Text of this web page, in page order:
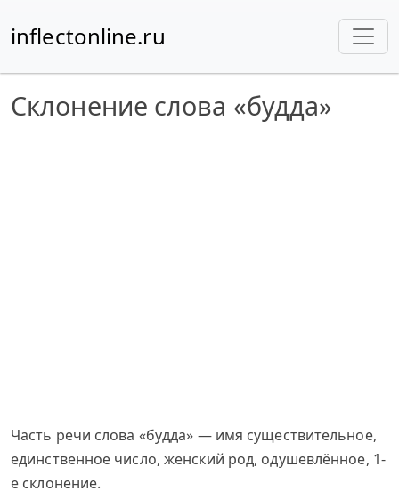
inflectonline.ru
Склонение слова «будда»
Часть речи слова «будда» — имя существительное,
единственное число, женский род, одушевлённое, 1-
е склонение.